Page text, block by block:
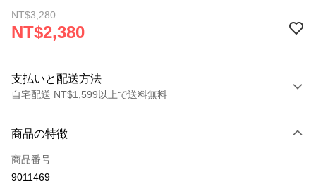
NT$3,280
NT$2,380
支払いと配送方法
自宅配送 NT$1,599以上で送料無料
クレジットカード1回払い
LINE Pay
商品の特徴
商品番号
9011469